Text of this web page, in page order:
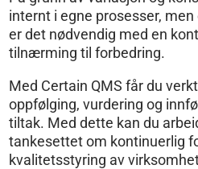
internt i egne prosesser,
er det nødvendig med en
tilnærming til forbedring.
Med Certain QMS får du
oppfølging, vurdering og
tiltak. Med dette kan du
tankesettet om kontinuerlig
kvalitetsstyring av